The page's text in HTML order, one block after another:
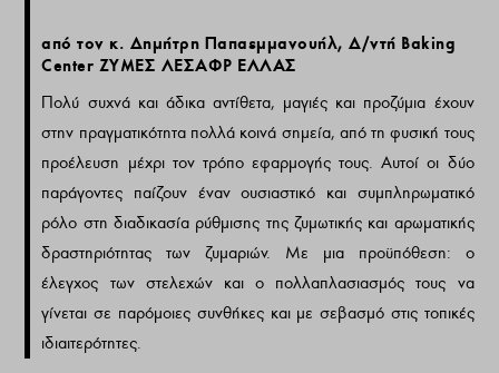
από τον κ. Δημήτρη Παπαεμμανουήλ, Δ/ντή Baking
Center ΖΥΜΕΣ ΛΕΣΑΦΡ ΕΛΛΑΣ
Πολύ συχνά και άδικα αντίθετα, μαγιές και προζύμια έχουν
στην πραγματικότητα πολλά κοινά σημεία, από τη φυσική τους
προέλευση μέχρι τον τρόπο εφαρμογής τους. Αυτοί οι δύο
παράγοντες παίζουν έναν ουσιαστικό και συμπληρωματικό
ρόλο στη διαδικασία ρύθμισης της ζυμωτικής και αρωματικής
δραστηριότητας των ζυμαριών. Με μια προϋπόθεση: ο
έλεγχος των στελεχών και ο πολλαπλασιασμός τους να
γίνεται σε παρόμοιες συνθήκες και με σεβασμό στις τοπικές
ιδιαιτερότητες.